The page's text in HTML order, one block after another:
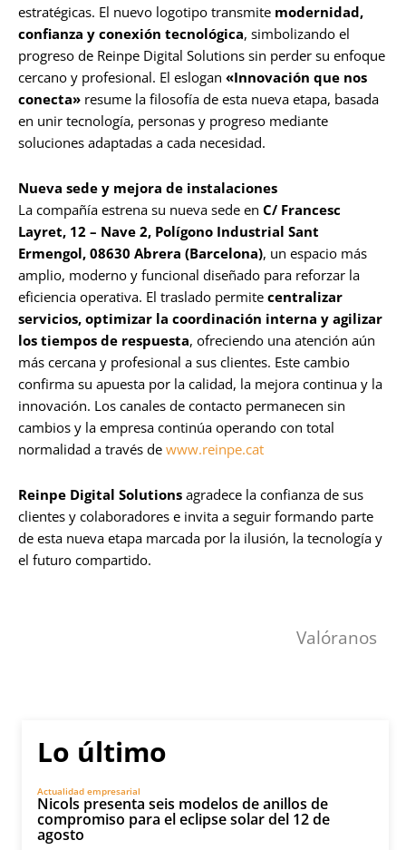
estratégicas. El nuevo logotipo transmite modernidad,
confianza y conexión tecnológica, simbolizando el
progreso de Reinpe Digital Solutions sin perder su enfoque
cercano y profesional. El eslogan «Innovación que nos
conecta» resume la filosofía de esta nueva etapa, basada
en unir tecnología, personas y progreso mediante
soluciones adaptadas a cada necesidad.
Nueva sede y mejora de instalaciones
La compañía estrena su nueva sede en C/ Francesc
Layret, 12 – Nave 2, Polígono Industrial Sant
Ermengol, 08630 Abrera (Barcelona), un espacio más
amplio, moderno y funcional diseñado para reforzar la
eficiencia operativa. El traslado permite centralizar
servicios, optimizar la coordinación interna y agilizar
los tiempos de respuesta, ofreciendo una atención aún
más cercana y profesional a sus clientes. Este cambio
confirma su apuesta por la calidad, la mejora continua y la
innovación. Los canales de contacto permanecen sin
cambios y la empresa continúa operando con total
normalidad a través de www.reinpe.cat
Reinpe Digital Solutions agradece la confianza de sus
clientes y colaboradores e invita a seguir formando parte
de esta nueva etapa marcada por la ilusión, la tecnología y
el futuro compartido.
Valóranos
Lo último
Actualidad empresarial
Nicols presenta seis modelos de anillos de
compromiso para el eclipse solar del 12 de
agosto